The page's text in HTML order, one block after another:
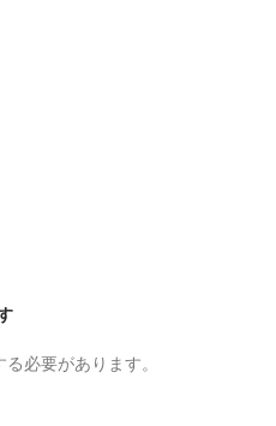
る必要があります。